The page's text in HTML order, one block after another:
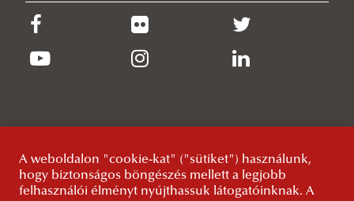
A weboldalon "cookie-kat" ("sütiket") használunk,
hogy biztonságos böngészés mellett a legjobb
felhasználói élményt nyújthassuk látogatóinknak. A